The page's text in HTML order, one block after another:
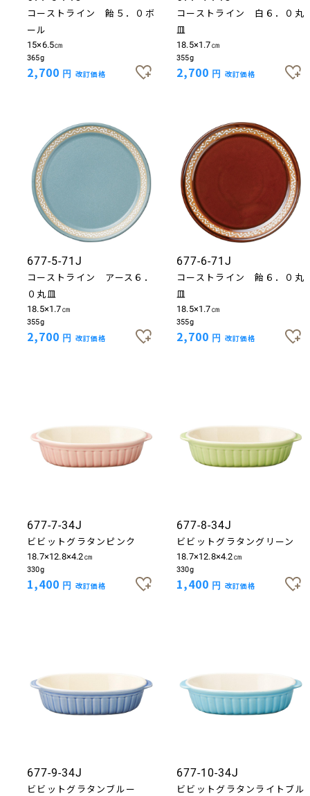
コーストライン 飴５．０ボ
ール
15×6.5㎝
365g
2,700 円 改訂価格
コーストライン 白６．０丸
皿
18.5×1.7㎝
355g
2,700 円 改訂価格
677-5-71J
コーストライン アース６．
０丸皿
18.5×1.7㎝
355g
2,700 円 改訂価格
677-6-71J
コーストライン 飴６．０丸
皿
18.5×1.7㎝
355g
2,700 円 改訂価格
677-7-34J
ビビットグラタンピンク
18.7×12.8×4.2㎝
330g
1,400 円 改訂価格
677-8-34J
ビビットグラタングリーン
18.7×12.8×4.2㎝
330g
1,400 円 改訂価格
677-9-34J
ビビットグラタンブルー
677-10-34J
ビビットグラタンライトブル
お買い物を続ける カートへ進む